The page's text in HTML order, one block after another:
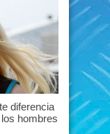
diferencia
hombres